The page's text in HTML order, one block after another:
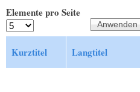
Elemente pro Seite
Kurztitel Langtitel